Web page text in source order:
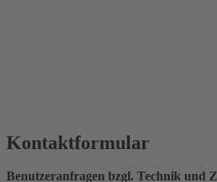
Kontaktformular
Benutzeranfragen bzgl. Technik und